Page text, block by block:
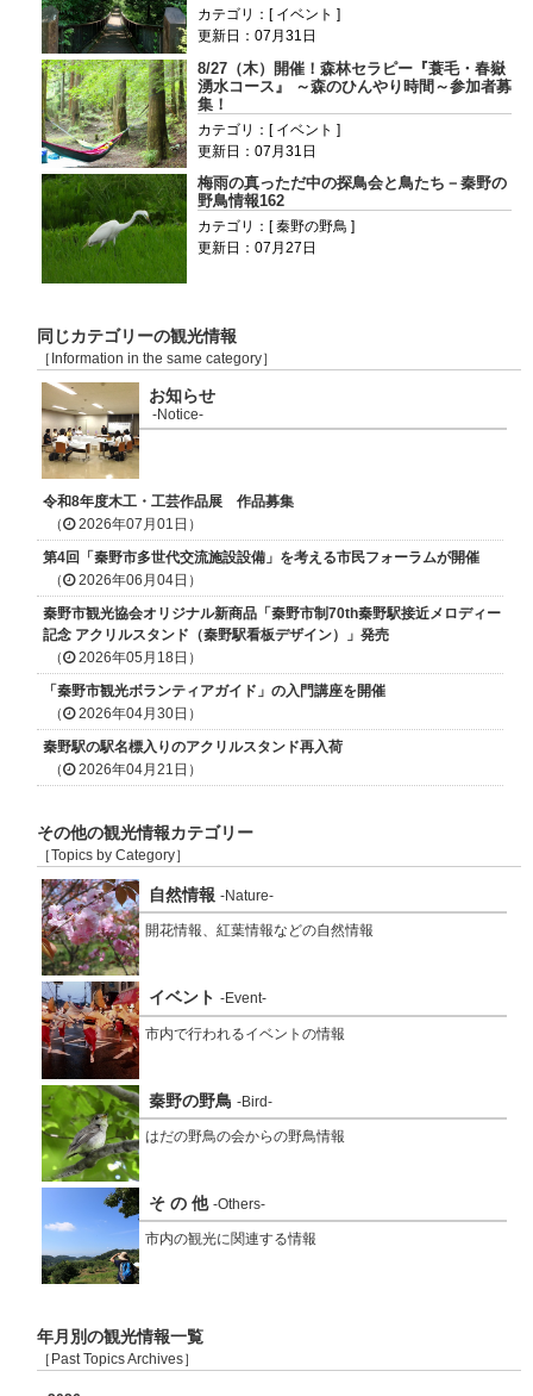
カテゴリ：[ イベント ]
更新日：07月31日
8/27（木）開催！森林セラピー『蓑毛・春嶽
湧水コース』 ～森のひんやり時間～参加者募
集！
カテゴリ：[ イベント ]
更新日：07月31日
梅雨の真っただ中の探鳥会と鳥たち－秦野の
野鳥情報162
カテゴリ：[ 秦野の野鳥 ]
更新日：07月27日
同じカテゴリーの観光情報
［Information in the same category］
お知らせ
-Notice-
令和8年度木工・工芸作品展 作品募集
（
2026年07月01日）
第4回「秦野市多世代交流施設設備」を考える市民フォーラムが開催
（
2026年06月04日）
秦野市観光協会オリジナル新商品「秦野市制70th秦野駅接近メロディー
記念 アクリルスタンド（秦野駅看板デザイン）」発売
（
2026年05月18日）
「秦野市観光ボランティアガイド」の入門講座を開催
（
2026年04月30日）
秦野駅の駅名標入りのアクリルスタンド再入荷
（
2026年04月21日）
その他の観光情報カテゴリー
［Topics by Category］
自然情報 -Nature-
開花情報、紅葉情報などの自然情報
イベント -Event-
市内で行われるイベントの情報
秦野の野鳥 -Bird-
はだの野鳥の会からの野鳥情報
そ の 他 -Others-
市内の観光に関連する情報
年月別の観光情報一覧
［Past Topics Archives］